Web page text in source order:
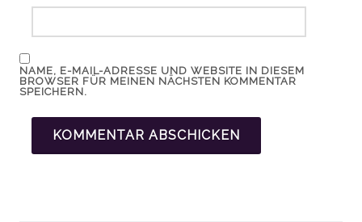
NAME, E-MAIL-ADRESSE UND WEBSITE IN DIESEM
BROWSER FÜR MEINEN NÄCHSTEN KOMMENTAR
SPEICHERN.